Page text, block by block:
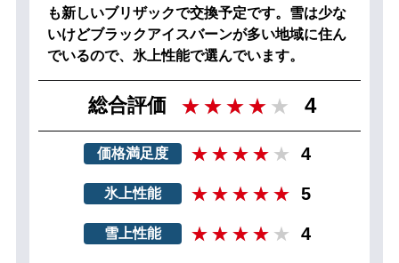
も新しいブリザックで交換予定です。雪は少な
いけどブラックアイスバーンが多い地域に住ん
でいるので、氷上性能で選んでいます。
総合評価 4
価格満足度 4
氷上性能 5
雪上性能 4